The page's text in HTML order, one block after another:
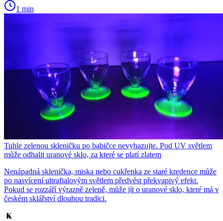
1 min
Tuhle zelenou skleničku po babičce nevyhazujte. Pod UV světlem
může odhalit uranové sklo, za které se platí zlatem
Nenápadná sklenička, miska nebo cukřenka ze staré kredence může
po nasvícení ultrafialovým světlem předvést překvapivý efekt.
Pokud se rozzáří výrazně zeleně, může jít o uranové sklo, které má v
českém sklářství dlouhou tradici.